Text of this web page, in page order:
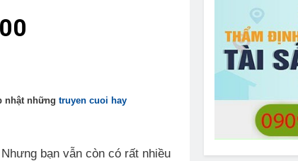
Them! How Often Do I Need to Groom
nhật những truyen cuoi hay
bạn vẫn còn có rất nhiều